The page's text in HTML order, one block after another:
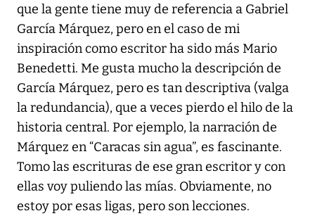
que la gente tiene muy de referencia a Gabriel
García Márquez, pero en el caso de mi
inspiración como escritor ha sido más Mario
Benedetti. Me gusta mucho la descripción de
García Márquez, pero es tan descriptiva (valga
la redundancia), que a veces pierdo el hilo de la
historia central. Por ejemplo, la narración de
Márquez en “Caracas sin agua”, es fascinante.
Tomo las escrituras de ese gran escritor y con
ellas voy puliendo las mías. Obviamente, no
estoy por esas ligas, pero son lecciones.